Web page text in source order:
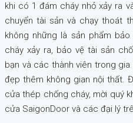
khi có 1 đám cháy nhỏ xảy ra
chuyển tài sản và chạy thoát
không những là sản phẩm
cháy xảy ra, bảo vệ tài sản
bạn và các thành viên trong
đẹp thêm không gian nội thất.
cửa thép chống cháy, mời quý
cửa SaigonDoor và các đại lý